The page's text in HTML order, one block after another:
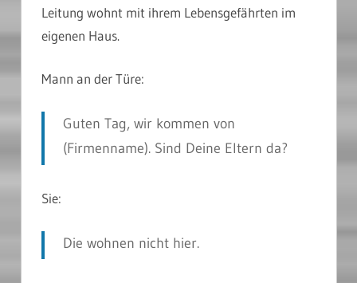
Leitung wohnt mit ihrem Lebensgefährten im
eigenen Haus.
Mann an der Türe:
Guten Tag, wir kommen von
(Firmenname). Sind Deine Eltern da?
Sie:
Die wohnen nicht hier.